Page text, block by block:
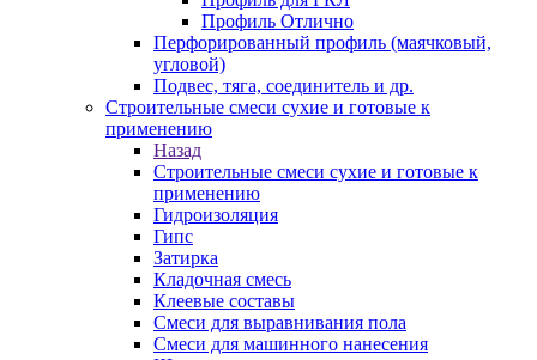
Профиль Отлично
Перфорированный профиль (маячковый,
угловой)
Подвес, тяга, соединитель и др.
Строительные смеси сухие и готовые к
применению
Назад
Строительные смеси сухие и готовые к
применению
Гидроизоляция
Гипс
Затирка
Кладочная смесь
Клеевые составы
Смеси для выравнивания пола
Смеси для машинного нанесения